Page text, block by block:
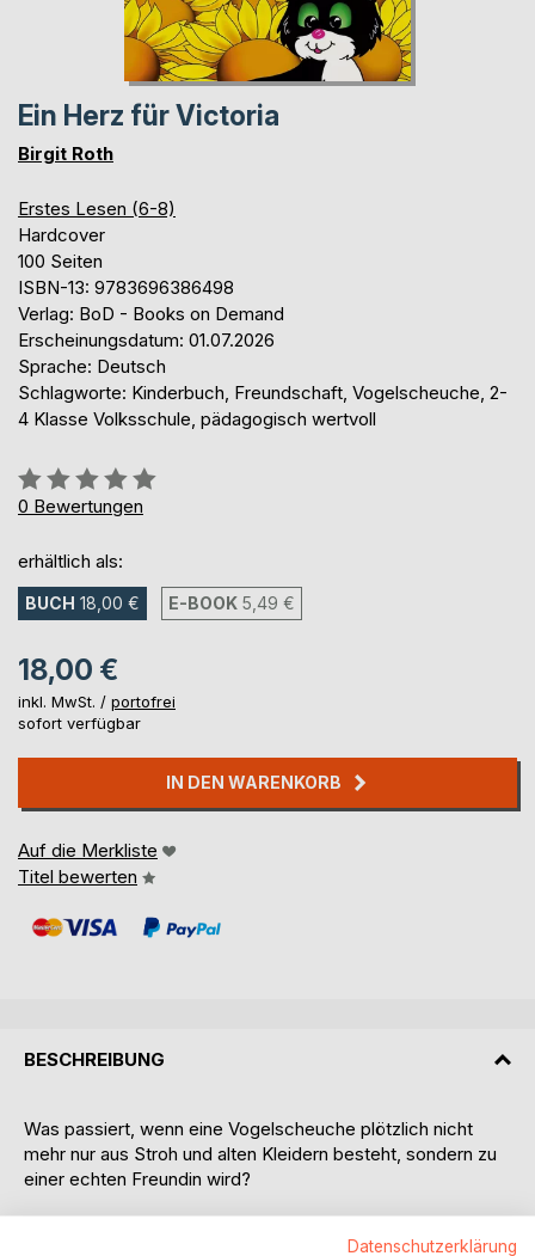
Ein Herz für Victoria
Birgit Roth
Erstes Lesen (6-8)
Hardcover
100 Seiten
ISBN-13: 9783696386498
Verlag: BoD - Books on Demand
Erscheinungsdatum: 01.07.2026
Sprache: Deutsch
Schlagworte: Kinderbuch, Freundschaft, Vogelscheuche, 2-
4 Klasse Volksschule, pädagogisch wertvoll
Bewertung::
0%
0 Bewertungen
erhältlich als:
BUCH 18,00 € E-BOOK 5,49 €
18,00 €
inkl. MwSt. / portofrei
sofort verfügbar
IN DEN WARENKORB
Auf die Merkliste
Titel bewerten
BESCHREIBUNG
Was passiert, wenn eine Vogelscheuche plötzlich nicht
mehr nur aus Stroh und alten Kleidern besteht, sondern zu
einer echten Freundin wird?
Datenschutzerklärung